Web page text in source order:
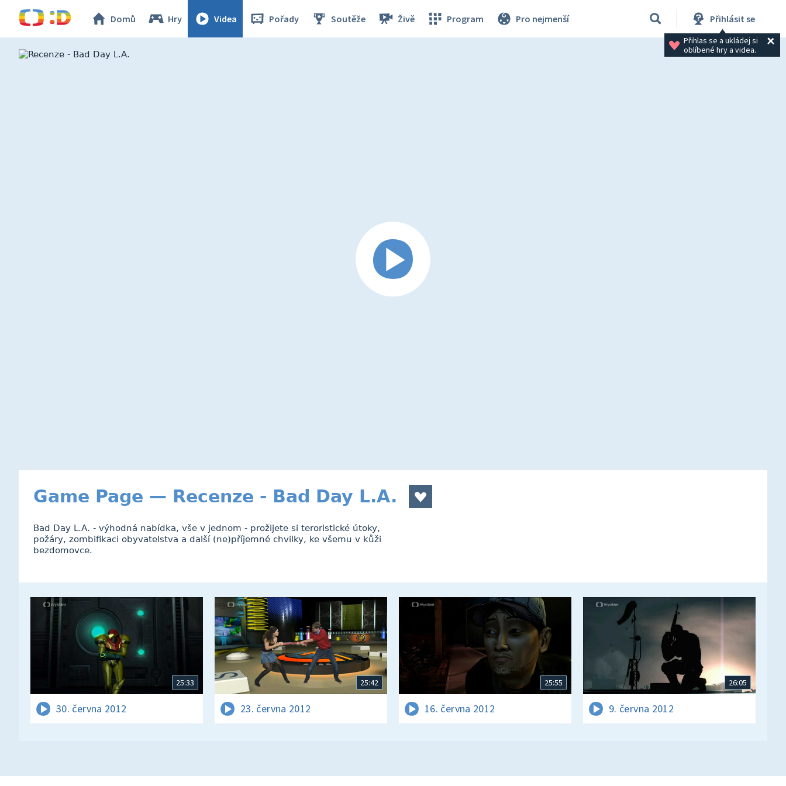
Domů Hry Videa Pořady Soutěže Živě Program Pro nejmenší Přihlásit se
Přihlas se a ukládej si
oblíbené hry a videa.
Game Page — Recenze - Bad Day L.A.
Bad Day L.A. - výhodná nabídka, vše v jednom - prožijete si teroristické útoky,
požáry, zombifikaci obyvatelstva a další (ne)příjemné chvilky, ke všemu v kůži
bezdomovce.
25:33
30. června 2012
25:42
23. června 2012
25:55
16. června 2012
26:05
9. června 2012